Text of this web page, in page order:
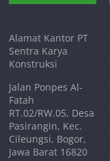
Alamat Kantor PT
Sentra Karya
Konstruksi
Jalan Ponpes Al-
Fatah
RT.02/RW.05, Desa
Pasirangin, Kec.
Cileungsi, Bogor,
Jawa Barat 16820